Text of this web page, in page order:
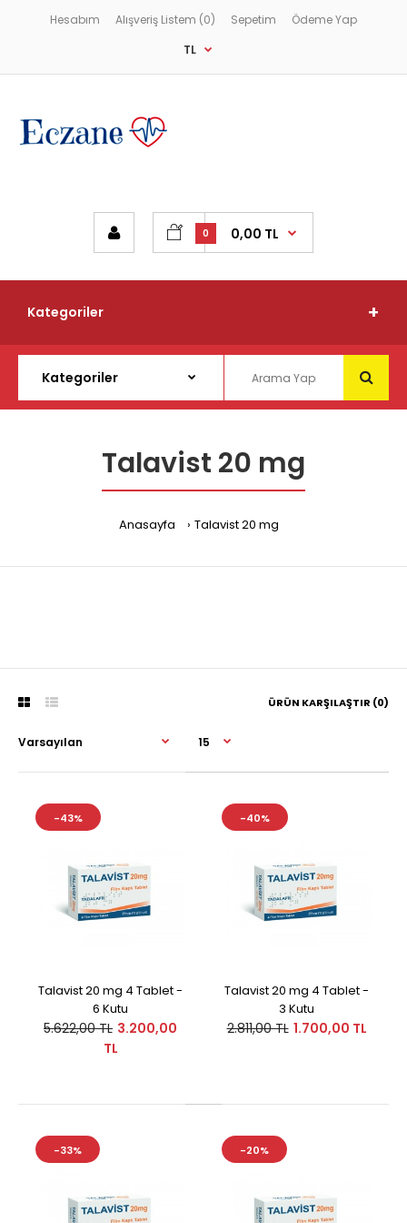
Hesabım Alışveriş Listem (0) Sepetim
Ödeme Yap
TL
0 0,00 TL
Kategoriler
Talavist 20 mg
Anasayfa Talavist 20 mg
ÜRÜN KARŞILAŞTIR (0)
-43%
Talavist 20 mg 4 Tablet -
6 Kutu
5.622,00 TL 3.200,00
TL
-40%
Talavist 20 mg 4 Tablet -
3 Kutu
2.811,00 TL 1.700,00 TL
-33% -20%